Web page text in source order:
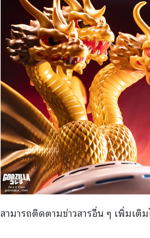
สามารถติดตามข่าวสารอื่น ๆ เพิ่มเติ